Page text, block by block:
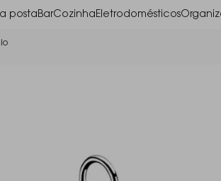
postaBarCozinhaEletrodomésticos